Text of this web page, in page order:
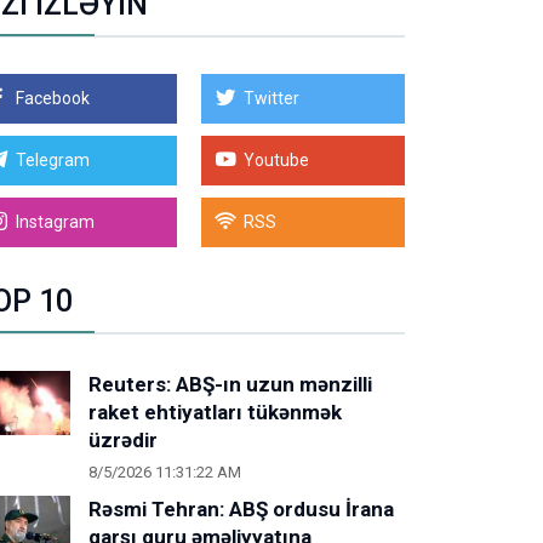
Facebook Twitter
Telegram Youtube
Instagram RSS
10
Reuters: ABŞ-ın uzun mənzilli
raket ehtiyatları tükənmək
üzrədir
8/5/2026 11:31:22 AM
Rəsmi Tehran: ABŞ ordusu İrana
qarşı quru əməliyyatına